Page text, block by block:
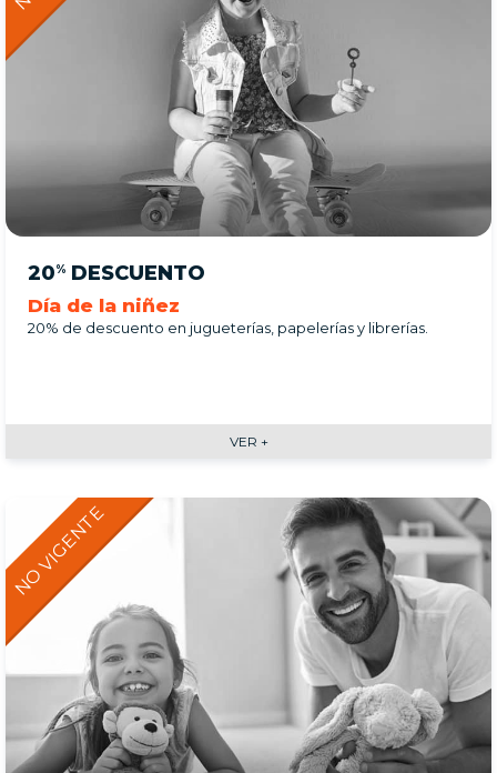
20% DESCUENTO
Día de la niñez
20% de descuento en jugueterías, papelerías y librerías.
VER +